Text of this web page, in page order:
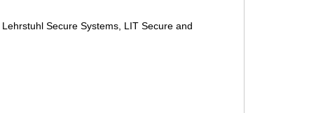
Lehrstuhl Secure Systems, LIT Secure and